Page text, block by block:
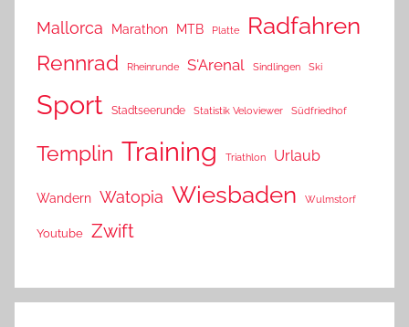
Mallorca Marathon MTB Platte Radfahren
Rennrad Rheinrunde S'Arenal Sindlingen Ski
Sport Stadtseerunde Statistik Veloviewer Südfriedhof
Templin Training Triathlon Urlaub
Wandern Watopia Wiesbaden Wulmstorf
Youtube Zwift